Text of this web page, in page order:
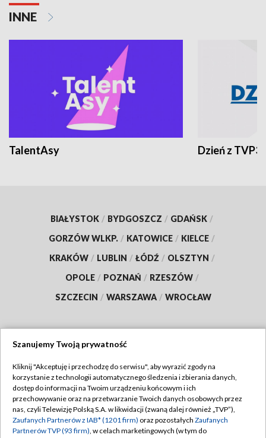
INNE
TalentAsy Dzień z TVP3
BIAŁYSTOK / BYDGOSZCZ / GDAŃSK /
GORZÓW WLKP. / KATOWICE / KIELCE /
KRAKÓW / LUBLIN / ŁÓDŹ / OLSZTYN /
OPOLE / POZNAŃ / RZESZÓW /
SZCZECIN / WARSZAWA / WROCŁAW
TVP
Abonament TVP
Emisja w TVP
Regulamin TVP
Polityka prywatności
Szanujemy Twoją prywatność
Kliknij "Akceptuję i przechodzę do serwisu", aby wyrazić zgody na
korzystanie z technologii automatycznego śledzenia i zbierania danych,
dostęp do informacji na Twoim urządzeniu końcowym i ich
przechowywanie oraz na przetwarzanie Twoich danych osobowych przez
nas, czyli Telewizję Polską S.A. w likwidacji (zwaną dalej również „TVP”),
Zaufanych Partnerów z IAB* (1201 firm) oraz pozostałych Zaufanych
Partnerów TVP (93 firm), w celach marketingowych (w tym do